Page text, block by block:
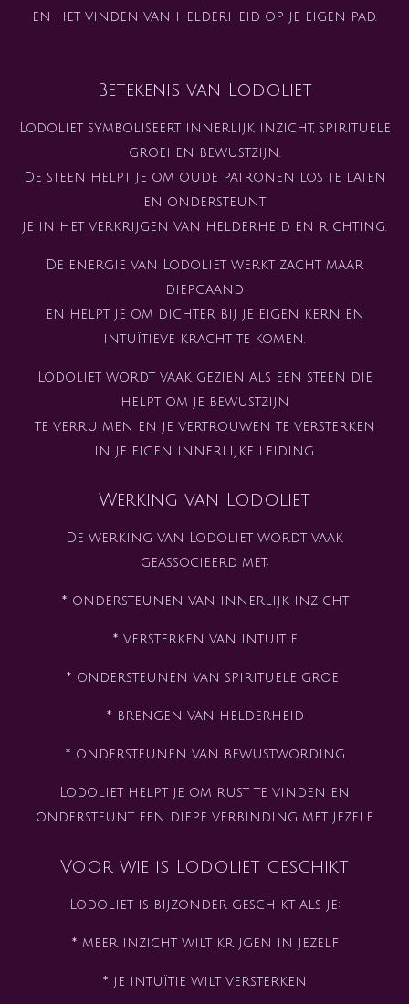
en het vinden van helderheid op je eigen pad.
Betekenis van Lodoliet
Lodoliet symboliseert innerlijk inzicht, spirituele
groei en bewustzijn.
De steen helpt je om oude patronen los te laten
en ondersteunt
je in het verkrijgen van helderheid en richting.
De energie van Lodoliet werkt zacht maar
diepgaand
en helpt je om dichter bij je eigen kern en
intuïtieve kracht te komen.
Lodoliet wordt vaak gezien als een steen die
helpt om je bewustzijn
te verruimen en je vertrouwen te versterken
in je eigen innerlijke leiding.
Werking van Lodoliet
De werking van Lodoliet wordt vaak
geassocieerd met:
* ondersteunen van innerlijk inzicht
* versterken van intuïtie
* ondersteunen van spirituele groei
* brengen van helderheid
* ondersteunen van bewustwording
Lodoliet helpt je om rust te vinden en
ondersteunt een diepe verbinding met jezelf.
Voor wie is Lodoliet geschikt
Lodoliet is bijzonder geschikt als je:
* meer inzicht wilt krijgen in jezelf
* je intuïtie wilt versterken